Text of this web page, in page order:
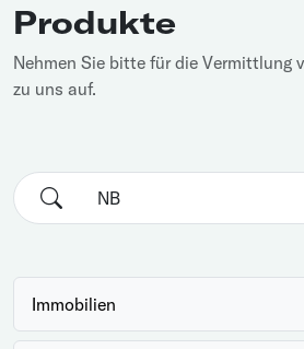
Produkte
Nehmen Sie bitte für die Vermittlung
zu uns auf.
Immobilien